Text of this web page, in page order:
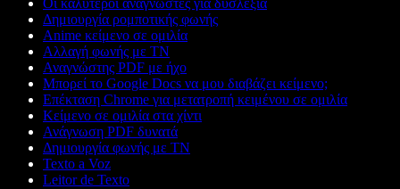
Οι καλύτεροι αναγνώστες για δυσλεξία
Δημιουργία ρομποτικής φωνής
Anime κείμενο σε ομιλία
Αλλαγή φωνής με ΤΝ
Αναγνώστης PDF με ήχο
Μπορεί το Google Docs να μου διαβάζει κείμενο;
Επέκταση Chrome για μετατροπή κειμένου σε ομιλία
Κείμενο σε ομιλία στα χίντι
Ανάγνωση PDF δυνατά
Δημιουργία φωνής με ΤΝ
Texto a Voz
Leitor de Texto